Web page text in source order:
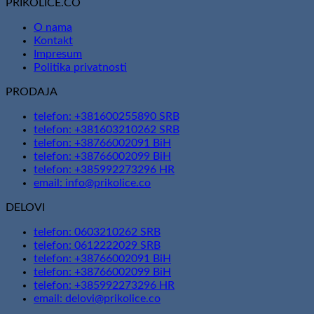
PRIKOLICE.CO
O nama
Kontakt
Impresum
Politika privatnosti
PRODAJA
telefon: +381600255890 SRB
telefon: +381603210262 SRB
telefon: +38766002091 BiH
telefon: +38766002099 BiH
telefon: +385992273296 HR
email: info@prikolice.co
DELOVI
telefon: 0603210262 SRB
telefon: 0612222029 SRB
telefon: +38766002091 BiH
telefon: +38766002099 BiH
telefon: +385992273296 HR
email: delovi@prikolice.co